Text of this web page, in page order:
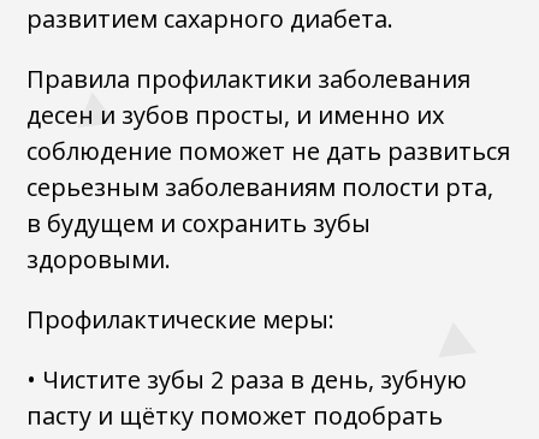
развитием сахарного диабета.
Правила профилактики заболевания
десен и зубов просты, и именно их
соблюдение поможет не дать развиться
серьезным заболеваниям полости рта,
в будущем и сохранить зубы
здоровыми.
Профилактические меры:
• Чистите зубы 2 раза в день, зубную
пасту и щётку поможет подобрать